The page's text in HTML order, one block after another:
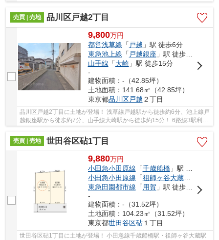
用可能な大変便利な立地に位置した物件です。 ...
売買 | 売地
品川区戸越2丁目
9,800万円
都営浅草線 「 戸越 」駅 徒歩6分
東急池上線 「 戸越銀座 」駅 徒歩7分
山手線 「大崎」駅 徒歩15分
-
建物面積：-（42.85坪）
土地面積：141.68㎡（42.85坪）
東京都品川区戸越 ２丁目
品川区戸越2丁目に土地が登場！ 浅草線戸越駅から徒歩約6分、池上線戸
越銀座駅から徒歩約7分、山手線大崎駅から徒歩約15分！ 6路線3駅利用
可能な大変便利な立地に位置した物件です。 ...
売買 | 売地
世田谷区砧1丁目
9,880万円
小田急小田原線 「千歳船橋」駅 徒歩21分
小田急小田原線 「祖師ヶ谷大蔵」駅 徒歩
東急田園都市線 「用賀 」駅 徒歩26分
-
建物面積：-（31.52坪）
土地面積：104.23㎡（31.52坪）
東京都世田谷区砧１丁目
世田谷区砧1丁目に土地が登場！ 小田急線千歳船橋駅・祖師ヶ谷大蔵駅